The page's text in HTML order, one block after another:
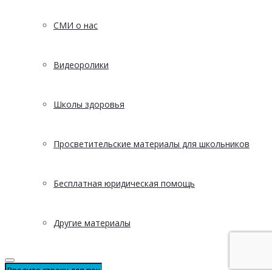
СМИ о нас
Видеоролики
Школы здоровья
Просветительские материалы для школьников
Бесплатная юридическая помощь
Другие материалы